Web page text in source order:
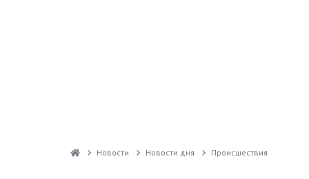
Новости Новости дня Проиcшествия